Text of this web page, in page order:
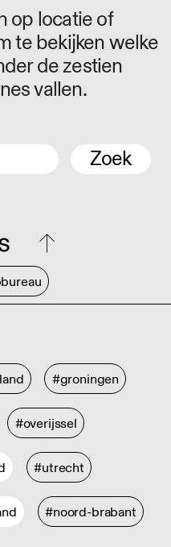
op locatie of
te bekijken welke
de zestien
vallen.
Zoek
#groningen
#overijssel
#utrecht
#noord-brabant